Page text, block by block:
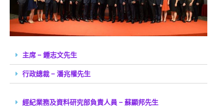
主席 – 鍾志文先生
行政總裁 – 潘兆權先生
經紀業務及資料研究部負責人員 – 蘇顯邦先生